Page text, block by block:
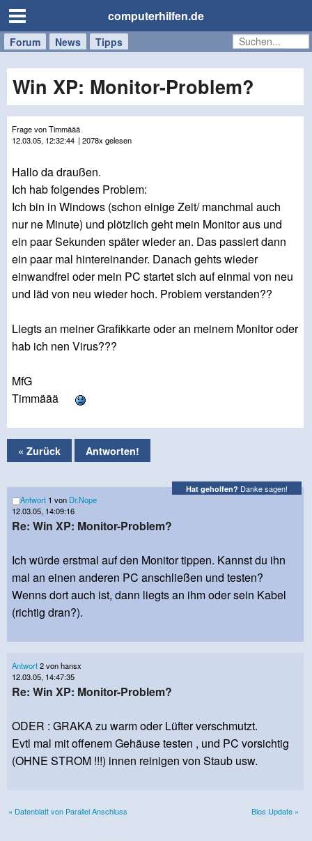
computerhilfen.de
Forum News Tipps
Handy
Tablet
Windows
Mac
Win XP: Monitor-Problem?
Frage von Timmäää
12.03.05, 12:32:44 | 2078x gelesen
Hallo da draußen.
Ich hab folgendes Problem:
Ich bin in Windows (schon einige Zeit/ manchmal auch
nur ne Minute) und plötzlich geht mein Monitor aus und
ein paar Sekunden später wieder an. Das passiert dann
ein paar mal hintereinander. Danach gehts wieder
einwandfrei oder mein PC startet sich auf einmal von neu
und läd von neu wieder hoch. Problem verstanden??
Liegts an meiner Grafikkarte oder an meinem Monitor oder
hab ich nen Virus???
MfG
Timmäää
« Zurück Antworten!
Hat geholfen? Danke sagen!
Antwort 1 von Dr.Nope
12.03.05, 14:09:16
Re: Win XP: Monitor-Problem?
Ich würde erstmal auf den Monitor tippen. Kannst du ihn
mal an einen anderen PC anschließen und testen?
Wenns dort auch ist, dann liegts an ihm oder sein Kabel
(richtig dran?).
Antwort2 von hansx
12.03.05, 14:47:35
Re: Win XP: Monitor-Problem?
ODER : GRAKA zu warm oder Lüfter verschmutzt.
Evtl mal mit offenem Gehäuse testen , und PC vorsichtig
(OHNE STROM !!!) innen reinigen von Staub usw.
« Datenblatt von Parallel Anschluss Bios Update »